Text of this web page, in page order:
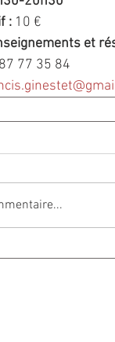
: 10 €
et
77 35 84